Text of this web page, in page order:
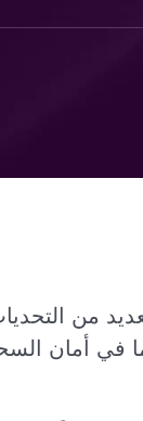
من
في أمان